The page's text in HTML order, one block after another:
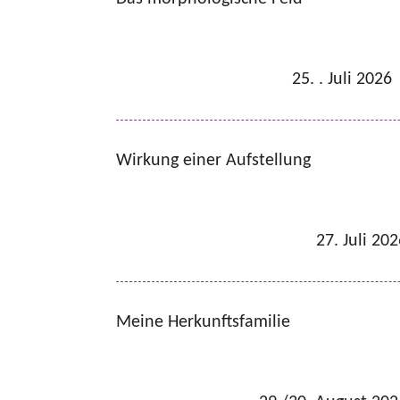
25. . Juli 2026
Wirkung einer Aufstellung
27. Juli
Meine Herkunftsfamilie